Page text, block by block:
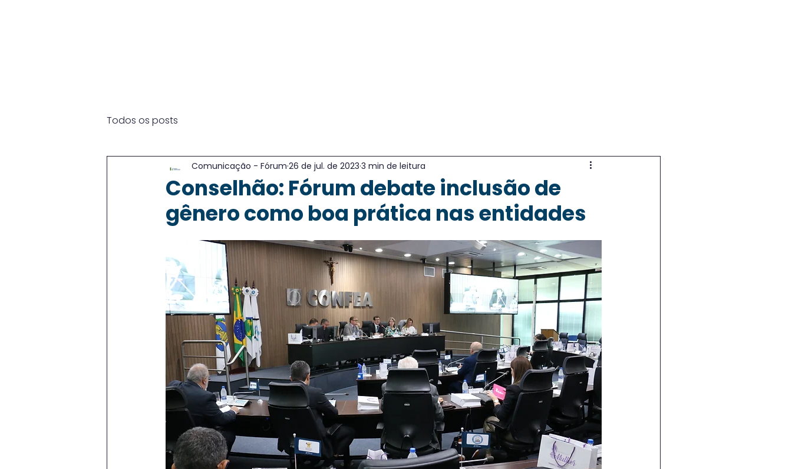
Todos os posts
Conselhão: Fórum debate inclusão de
gênero como boa prática nas entidades
Comunicação - Fórum 26 de jul. de 2023 3 min de leitura